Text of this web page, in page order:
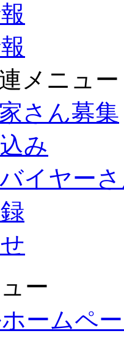
メニュー
さん募集
み
イヤー
ー
ームペ